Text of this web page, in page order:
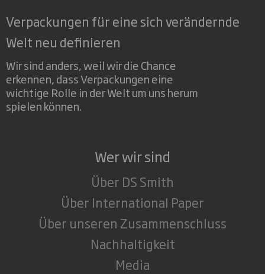
Verpackungen für eine sich verändernde
Welt neu definieren
Wir sind anders, weil wir die Chance
erkennen, dass Verpackungen eine
wichtige Rolle in der Welt um uns herum
spielen können.
Wer wir sind
Über DS Smith
Über International Paper
Über unseren Zusammenschluss
Nachhaltigkeit
Media